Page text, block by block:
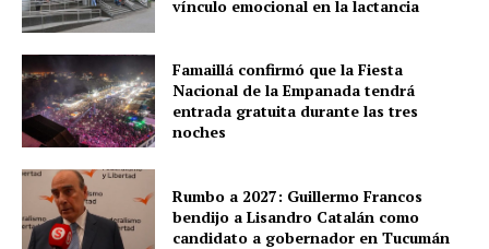
vínculo emocional en la lactancia
Famaillá confirmó que la Fiesta
Nacional de la Empanada tendrá
entrada gratuita durante las tres
noches
Rumbo a 2027: Guillermo Francos
bendijo a Lisandro Catalán como
candidato a gobernador en Tucumán